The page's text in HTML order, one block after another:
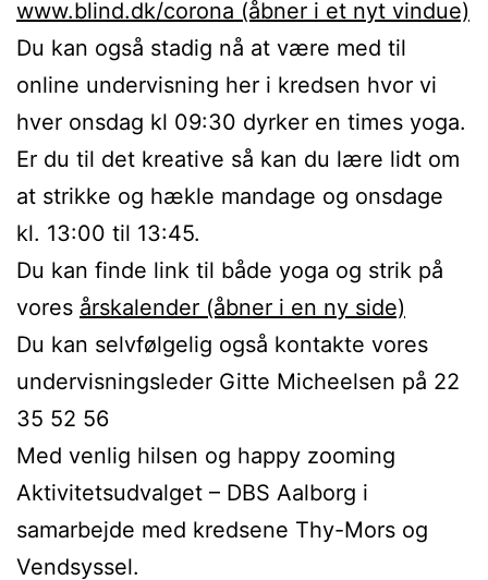
www.blind.dk/corona (åbner i et nyt vindue)
Du kan også stadig nå at være med til
online undervisning her i kredsen hvor vi
hver onsdag kl 09:30 dyrker en times yoga.
Er du til det kreative så kan du lære lidt om
at strikke og hækle mandage og onsdage
kl. 13:00 til 13:45.
Du kan finde link til både yoga og strik på
vores årskalender (åbner i en ny side)
Du kan selvfølgelig også kontakte vores
undervisningsleder Gitte Micheelsen på 22
35 52 56
Med venlig hilsen og happy zooming
Aktivitetsudvalget – DBS Aalborg i
samarbejde med kredsene Thy-Mors og
Vendsyssel.